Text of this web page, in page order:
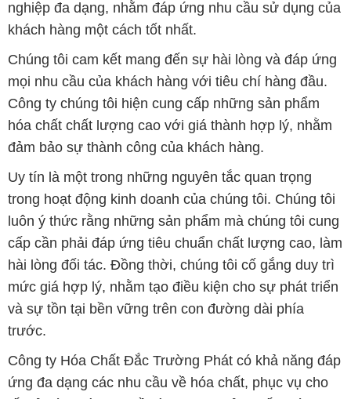
nghiệp đa dạng, nhằm đáp ứng nhu cầu sử dụng của
khách hàng một cách tốt nhất.
Chúng tôi cam kết mang đến sự hài lòng và đáp ứng
mọi nhu cầu của khách hàng với tiêu chí hàng đầu.
Công ty chúng tôi hiện cung cấp những sản phẩm
hóa chất chất lượng cao với giá thành hợp lý, nhằm
đảm bảo sự thành công của khách hàng.
Uy tín là một trong những nguyên tắc quan trọng
trong hoạt động kinh doanh của chúng tôi. Chúng tôi
luôn ý thức rằng những sản phẩm mà chúng tôi cung
cấp cần phải đáp ứng tiêu chuẩn chất lượng cao, làm
hài lòng đối tác. Đồng thời, chúng tôi cố gắng duy trì
mức giá hợp lý, nhằm tạo điều kiện cho sự phát triển
và sự tồn tại bền vững trên con đường dài phía
trước.
Công ty Hóa Chất Đắc Trường Phát có khả năng đáp
ứng đa dạng các nhu cầu về hóa chất, phục vụ cho